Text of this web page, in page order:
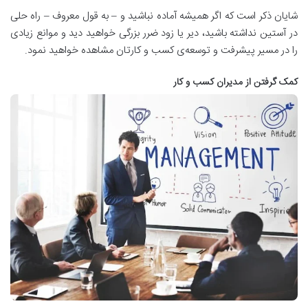
شایان ذکر است که اگر همیشه آماده نباشید و – به قول معروف – راه حلی
در آستین نداشته باشید، دیر یا زود ضرر بزرگی خواهید دید و موانع زیادی
را در مسیر پیشرفت و توسعه‌ی کسب و کارتان مشاهده خواهید نمود.
کمک گرفتن از مدیران کسب و کار